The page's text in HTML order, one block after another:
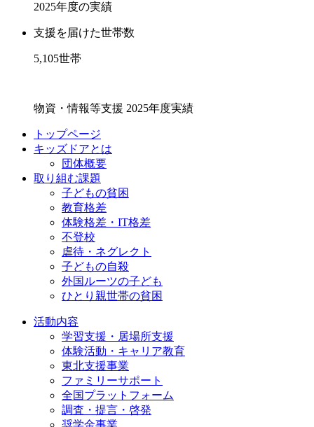
2025年度の実績
支援を届けた世帯数
5,105世帯
物資・情報等支援 2025年度実績
トップページ
キッズドアとは
団体概要
取り組む課題
子どもの貧困
教育格差
体験格差・IT格差
不登校
虐待・ネグレクト
子どもの自殺
外国ルーツの子ども
ひとり親世帯の貧困
活動内容
学習支援・居場所支援
体験活動・キャリア教育
東北支援事業
ファミリーサポート
全国プラットフォーム
調査・提言・啓発